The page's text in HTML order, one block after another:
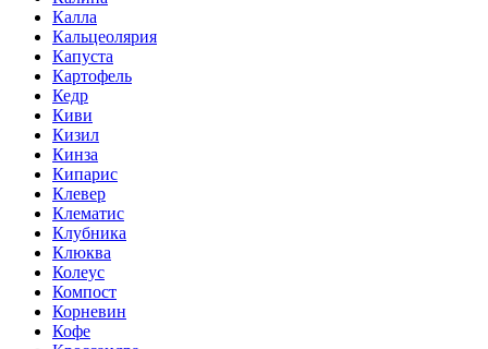
Калла
Кальцеолярия
Капуста
Картофель
Кедр
Киви
Кизил
Кинза
Кипарис
Клевер
Клематис
Клубника
Клюква
Колеус
Компост
Корневин
Кофе